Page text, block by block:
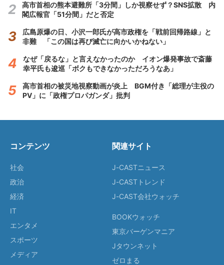
高市首相の熊本避難所「3分間」しか視察せず？SNS拡散 内
閣広報官「51分間」だと否定
広島原爆の日、小沢一郎氏が高市政権を「戦前回帰路線」と
非難 「この国は再び滅亡に向かいかねない」
なぜ「戻るな」と言えなかったのか イオン爆発事故で斎藤
幸平氏も逡巡「ボクもできなかっただろうなあ」
高市首相の被災地視察動画が炎上 BGM付き「総理が主役の
PV」に「政権プロパガンダ」批判
コンテンツ
社会
政治
経済
IT
エンタメ
スポーツ
メディア
関連サイト
J-CASTニュース
J-CASTトレンド
J-CAST会社ウォッチ
BOOKウォッチ
東京バーゲンマニア
Jタウンネット
ゼロまる